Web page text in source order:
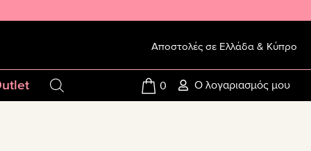
Αποστολές σε Ελλάδα & Κύπρο
Ο λογαριασμός μου
0